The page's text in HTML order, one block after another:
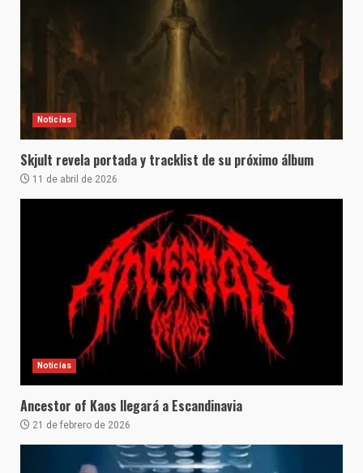
Noticias
Skjult revela portada y tracklist de su próximo álbum
11 de abril de 2026
Noticias
Ancestor of Kaos llegará a Escandinavia
21 de febrero de 2026